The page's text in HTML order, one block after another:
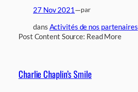
27 Nov 2021 —par
dans Activités de nos partenaires
Post Content Source: Read More
Charlie Chaplin’s Smile